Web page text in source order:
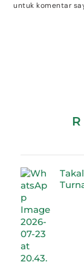
untuk komentar